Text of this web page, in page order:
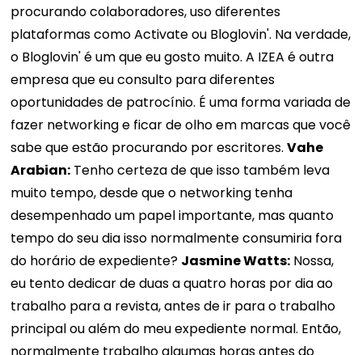
procurando colaboradores, uso diferentes
plataformas como Activate ou Bloglovin'. Na verdade,
o Bloglovin' é um que eu gosto muito. A IZEA é outra
empresa que eu consulto para diferentes
oportunidades de patrocínio. É uma forma variada de
fazer networking e ficar de olho em marcas que você
sabe que estão procurando por escritores.Vahe
Arabian: Tenho certeza de que isso também leva
muito tempo, desde que o networking tenha
desempenhado um papel importante, mas quanto
tempo do seu dia isso normalmente consumiria fora
do horário de expediente? Jasmine Watts: Nossa,
eu tento dedicar de duas a quatro horas por dia ao
trabalho para a revista, antes de ir para o trabalho
principal ou além do meu expediente normal. Então,